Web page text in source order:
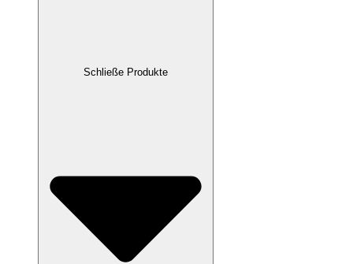
Schließe Produkte